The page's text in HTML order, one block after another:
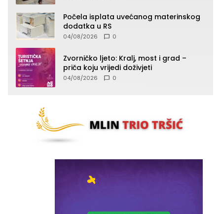
Počela isplata uvećanog materinskog
dodatka u RS
04/08/2026 0
Zvorničko ljeto: Kralj, most i grad –
priča koju vrijedi doživjeti
04/08/2026 0